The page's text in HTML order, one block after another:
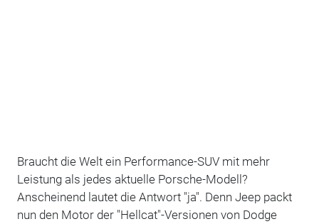
Braucht die Welt ein Performance-SUV mit mehr
Leistung als jedes aktuelle Porsche-Modell?
Anscheinend lautet die Antwort "ja". Denn Jeep packt
nun den Motor der "Hellcat"-Versionen von Dodge